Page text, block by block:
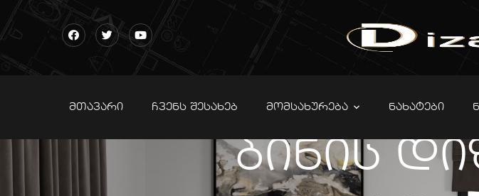
ᲛᲗᲐᲕᲐᲠᲘ ᲩᲕᲔᲜᲡ ᲨᲔᲡᲐᲮᲔᲑ ᲛᲝᲛᲡᲐᲮᲣᲠᲔᲑᲐ ᲜᲐᲮᲐᲢᲔᲑᲘ
ბინის